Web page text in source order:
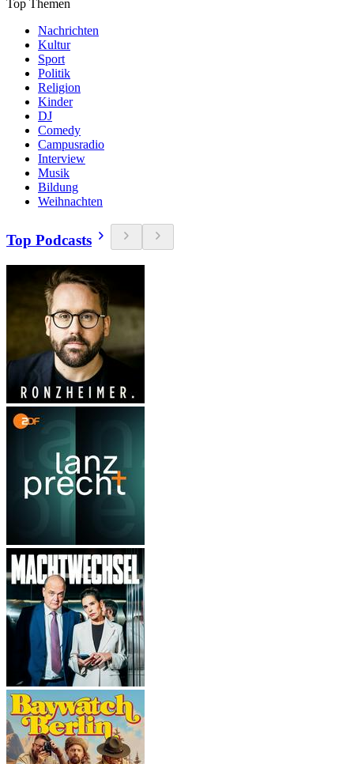
Top Themen
Nachrichten
Kultur
Sport
Politik
Religion
Kinder
DJ
Comedy
Campusradio
Interview
Musik
Bildung
Weihnachten
Top Podcasts